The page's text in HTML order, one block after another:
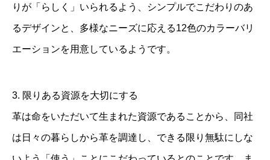
りが「らしく」いられるよう、シンプルでこだわりのあ
るデザインと、多様なニーズに応える12色のカラーバリ
エーションを用意しているようです。
3. 限りある資源を大切にする
革は命をいただいて生まれた資源であることから、同社
は日々の暮らしから革を調達し、できる限り無駄にしな